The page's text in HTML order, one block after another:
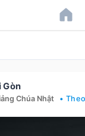
Gòn
Chúa Nhật •